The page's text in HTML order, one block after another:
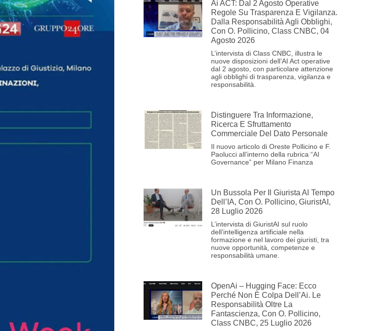
Ai ACT: Dal 2 Agosto Operative
Regole Su Trasparenza E Vigilanza.
Dalla Responsabilità Agli Obblighi,
Con O. Pollicino, Class CNBC, 04
Agosto 2026
L’intervista di Class CNBC, illustra le
nuove disposizioni dell’AI Act operative
dal 2 agosto, con particolare attenzione
agli obblighi di trasparenza, vigilanza e
responsabilità.
Distinguere Tra Informazione,
Ricerca E Sfruttamento
Commerciale Del Dato Personale
Il nuovo articolo di Oreste Pollicino e F.
Paolucci all’interno della rubrica “AI
Governance” per Milano Finanza
Un Bussola Per Il Giurista Al Tempo
Dell’IA, Con O. Pollicino, GiuristAI,
28 Luglio 2026
L’intervista di GiuristAI sul ruolo
dell’intelligenza artificiale nella
formazione e nel lavoro dei giuristi, tra
nuove opportunità, competenze e
responsabilità umane.
OpenAi – Hugging Face: Ecco
Perché Non È Colpa Dell’Ai. Le
Responsabilità Oltre La
Fantascienza, Con O. Pollicino,
Class CNBC, 25 Luglio 2026